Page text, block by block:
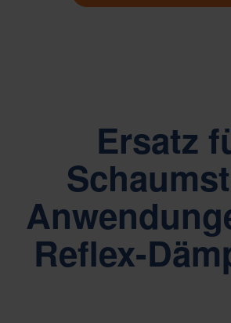
Ersatz
Reflex-